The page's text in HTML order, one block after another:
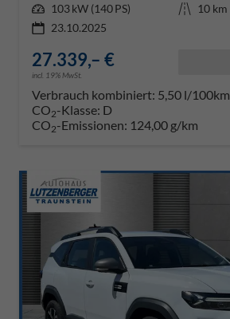
Leistung 103 kW (140 PS) Kilometerstand 10 km
23.10.2025
27.339,– €
incl. 19% MwSt.
Verbrauch kombiniert: 5,50 l/100km
CO2-Klasse: D
CO2-Emissionen: 124,00 g/km